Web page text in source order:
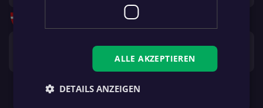
SC Mannswörth
ALLE AKZEPTIEREN
DETAILS ANZEIGEN